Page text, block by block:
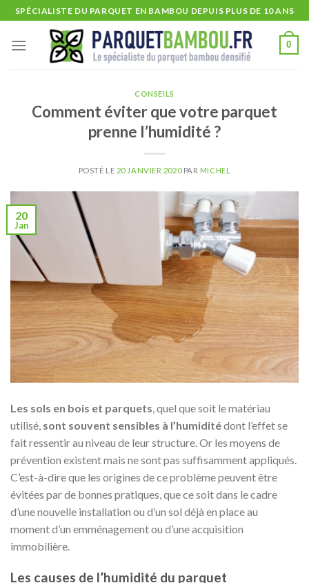
Skip
to
content
SPÉCIALISTE DU PARQUET EN BAMBOU DEPUIS PLUS DE 10 ANS
0
CONSEILS
Comment éviter que votre parquet
prenne l’humidité ?
POSTÉ LE 20 JANVIER 2020PAR MICHEL
20
Jan
Les sols en bois et parquets, quel que soit le matériau
utilisé, sont souvent sensibles à l’humiditédont l’effet se
fait ressentir au niveau de leur structure. Or les moyens de
prévention existent mais ne sont pas suffisamment appliqués.
C’est-à-dire que les origines de ce problème peuvent être
évitées par de bonnes pratiques, que ce soit dans le cadre
d’une nouvelle installation ou d’un sol déjà en place au
moment d’un emménagement ou d’une acquisition
immobilière.
Les causes de l’humidité du parquet